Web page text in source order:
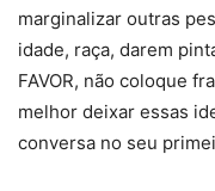
marginalizar outras
idade, raça, darem
FAVOR, não coloque
melhor deixar essas
conversa no seu